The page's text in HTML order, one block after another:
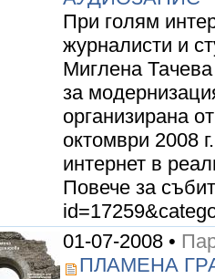
При голям
журналисти и
Миглена
за
организирана
октомври 2008
интернет в
Повече за
01-07-2008 •
ПЛАМЕНА